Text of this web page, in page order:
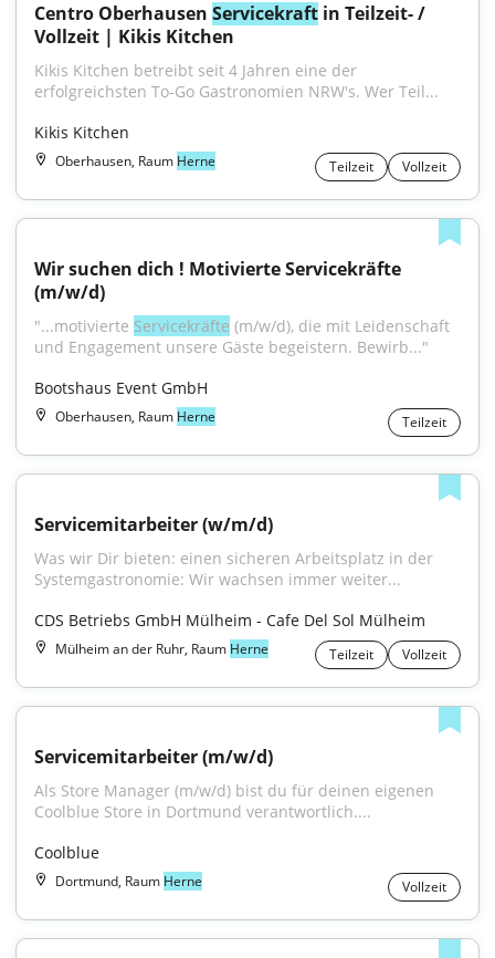
Centro Oberhausen Servicekraft in Teilzeit- /
Vollzeit | Kikis Kitchen
Kikis Kitchen betreibt seit 4 Jahren eine der
erfolgreichsten To-Go Gastronomien NRW's. Wer Teil...
Kikis Kitchen
Oberhausen, Raum Herne Teilzeit Vollzeit
Wir suchen dich ! Motivierte Servicekräfte
(m/w/d)
"...motivierte Servicekräfte (m/w/d), die mit Leidenschaft
und Engagement unsere Gäste begeistern. Bewirb..."
Bootshaus Event GmbH
Oberhausen, Raum Herne Teilzeit
Servicemitarbeiter (w/m/d)
Was wir Dir bieten: einen sicheren Arbeitsplatz in der
Systemgastronomie: Wir wachsen immer weiter...
CDS Betriebs GmbH Mülheim - Cafe Del Sol Mülheim
Mülheim an der Ruhr, Raum Herne Teilzeit Vollzeit
Servicemitarbeiter (m/w/d)
Als Store Manager (m/w/d) bist du für deinen eigenen
Coolblue Store in Dortmund verantwortlich....
Coolblue
Dortmund, Raum Herne Vollzeit